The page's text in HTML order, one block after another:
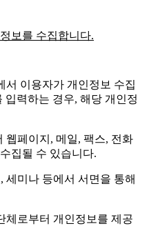
보를 수집합니다.
서 이용자가 개인정보 수집
입력하는 경우, 해당 개인정
웹페이지, 메일, 팩스, 전화
집될 수 있습니다.
세미나 등에서 서면을 통해
체로부터 개인정보를 제공